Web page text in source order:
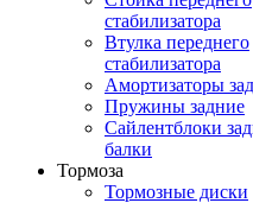
стабилизатора
Втулка переднего
стабилизатора
Амортизаторы
Пружины задние
Сайлентблоки
балки
Тормоза
Тормозные диски